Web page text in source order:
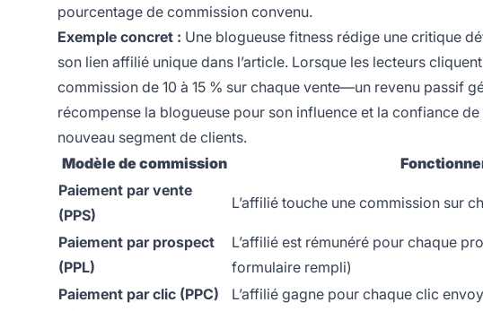
pourcentage de commission convenu.
Exemple concret : Une blogueuse fitness rédige une critique
son lien affilié unique dans l’article. Lorsque les lecteurs
commission de 10 à 15 % sur chaque vente—un revenu passif
récompense la blogueuse pour son influence et la confiance
nouveau segment de clients.
Modèle de commission
Paiement par vente
(PPS)
L’affilié touche une commission sur
Paiement par prospect
(PPL)
L’affilié est rémunéré pour chaque
formulaire rempli)
Paiement par clic (PPC) L’affilié gagne pour chaque clic